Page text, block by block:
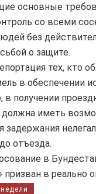
основные
со всеми
без
о защите.
тех, кто
в обеспечении
получении
иметь
задержания
отъезда.
в
призван в реально